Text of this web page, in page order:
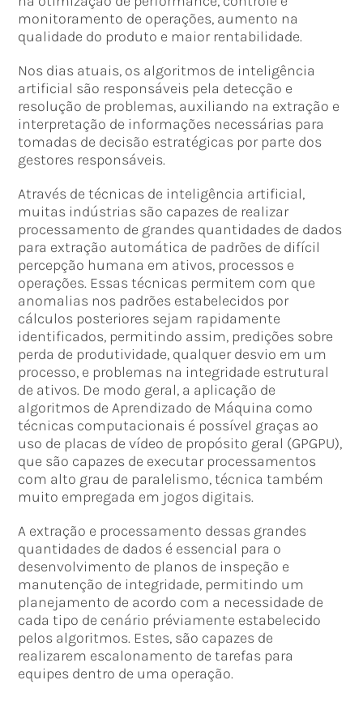
monitoramento de operações, aumento na
qualidade do produto e maior rentabilidade.
Nos dias atuais, os algoritmos de inteligência
artificial são responsáveis pela detecção e
resolução de problemas, auxiliando na extração e
interpretação de informações necessárias para
tomadas de decisão estratégicas por parte dos
gestores responsáveis.
Através de técnicas de inteligência artificial,
muitas indústrias são capazes de realizar
processamento de grandes quantidades de dados
para extração automática de padrões de difícil
percepção humana em ativos, processos e
operações. Essas técnicas permitem com que
anomalias nos padrões estabelecidos por
cálculos posteriores sejam rapidamente
identificados, permitindo assim, predições sobre
perda de produtividade, qualquer desvio em um
processo, e problemas na integridade estrutural
de ativos. De modo geral, a aplicação de
algoritmos de Aprendizado de Máquina como
técnicas computacionais é possível graças ao
uso de placas de vídeo de propósito geral (GPGPU),
que são capazes de executar processamentos
com alto grau de paralelismo, técnica também
muito empregada em jogos digitais.
A extração e processamento dessas grandes
quantidades de dados é essencial para o
desenvolvimento de planos de inspeção e
manutenção de integridade, permitindo um
planejamento de acordo com a necessidade de
cada tipo de cenário préviamente estabelecido
pelos algoritmos. Estes, são capazes de
realizarem escalonamento de tarefas para
equipes dentro de uma operação.